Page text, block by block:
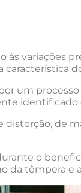
variações
um
identificado
de
o
da têmpera e